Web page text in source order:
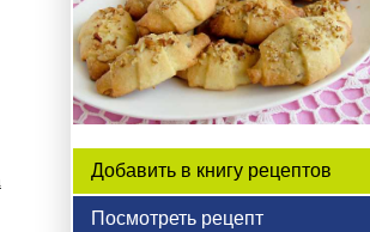
Добавить в книгу рецептов
Посмотреть рецепт